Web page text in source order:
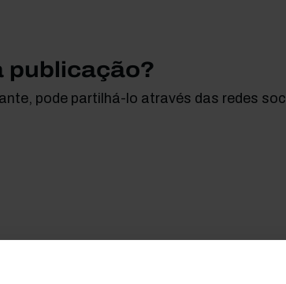
publicação?
pode partilhá-lo através das redes